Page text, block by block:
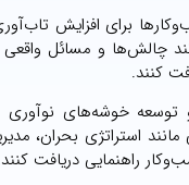
برای افزایش
چالش‌ها و مسائل واقعی
کنند.
خوشه‌های
استراتژی بحران،
راهنمایی دریافت